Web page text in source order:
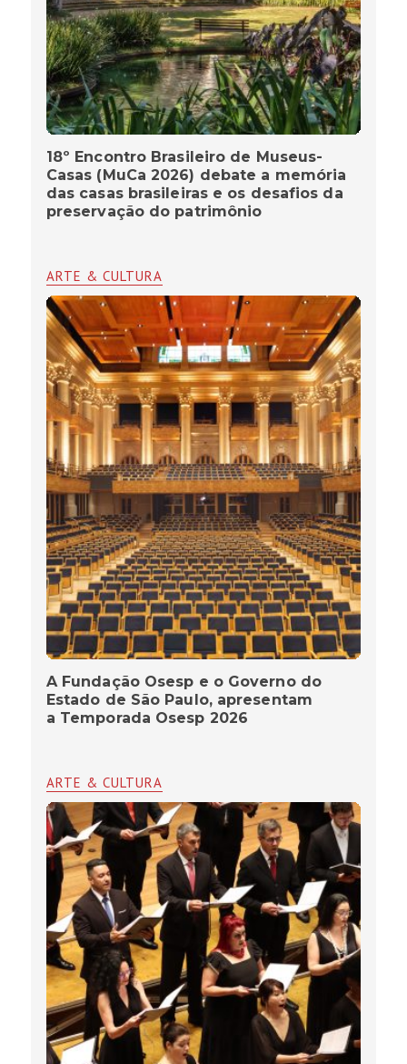
18º Encontro Brasileiro de Museus-
Casas (MuCa 2026) debate a memória
das casas brasileiras e os desafios da
preservação do patrimônio
ARTE & CULTURA
A Fundação Osesp e o Governo do
Estado de São Paulo, apresentam
a Temporada Osesp 2026
ARTE & CULTURA